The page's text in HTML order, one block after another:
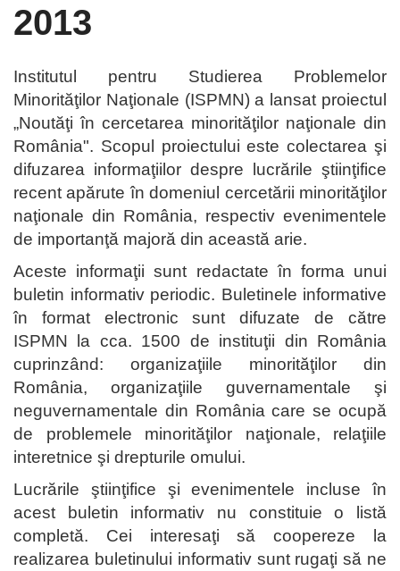
2013
Institutul pentru Studierea Problemelor
Minorităţilor Naţionale (ISPMN) a lansat proiectul
„Noutăţi în cercetarea minorităţilor naţionale din
România". Scopul proiectului este colectarea şi
difuzarea informaţiilor despre lucrările ştiinţifice
recent apărute în domeniul cercetării minorităţilor
naţionale din România, respectiv evenimentele
de importanţă majoră din această arie.
Aceste informaţii sunt redactate în forma unui
buletin informativ periodic. Buletinele informative
în format electronic sunt difuzate de către
ISPMN la cca. 1500 de instituţii din România
cuprinzând: organizaţiile minorităţilor din
România, organizaţiile guvernamentale şi
neguvernamentale din România care se ocupă
de problemele minorităţilor naţionale, relaţiile
interetnice şi drepturile omului.
Lucrările ştiinţifice şi evenimentele incluse în
acest buletin informativ nu constituie o listă
completă. Cei interesaţi să coopereze la
realizarea buletinului informativ sunt rugaţi să ne